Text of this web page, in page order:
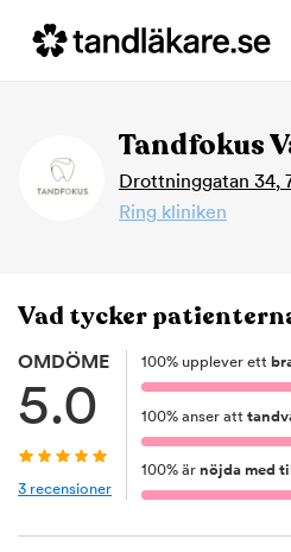
Tandfokus
Drottninggatan 34,
Ring kliniken
Vad tycker
OMDÖME
5.0
3 recensioner
100% upplever ett
100% anser att
100% är nöjda med